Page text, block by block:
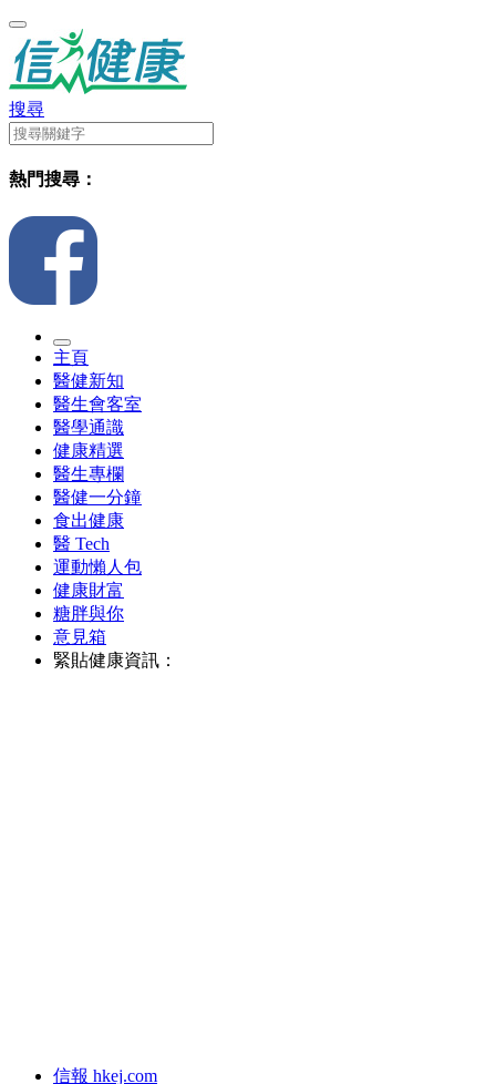
搜尋
熱門搜尋：
主頁
醫健新知
醫生會客室
醫學通識
健康精選
醫生專欄
醫健一分鐘
食出健康
醫 Tech
運動懶人包
健康財富
糖胖與你
意見箱
緊貼健康資訊：
信報 hkej.com